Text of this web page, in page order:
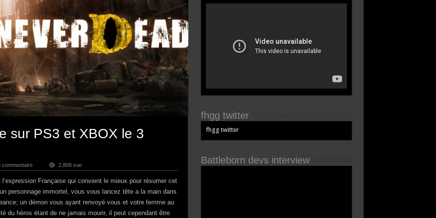
sur PS3 et XBOX le 3
commentaire 2,809 vue
Française qui convient le mieux pour résumer cet
personnage immortel, vous vous lancez tête a la main dans
un démon vous ayant renvoyé vous et votre femme au
du héros étant de ne jamais mourir, il peut cependant être
fhgg twitter
fhgg twitter
Battleborn devs interview